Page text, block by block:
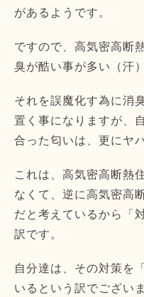
があるようです。
ですので、高気密高断
臭が酷い事が多い（汗）
それを誤魔化す為に消
置く事になり ますが、
合った匂いは、 更にヤ
これは、高気密高断熱
なくて、 逆に高気密高
だと考えているから「
訳です。
自分達は、その対策を
いるという訳でござい